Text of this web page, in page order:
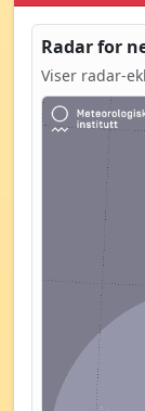
Radar for
Viser radar-